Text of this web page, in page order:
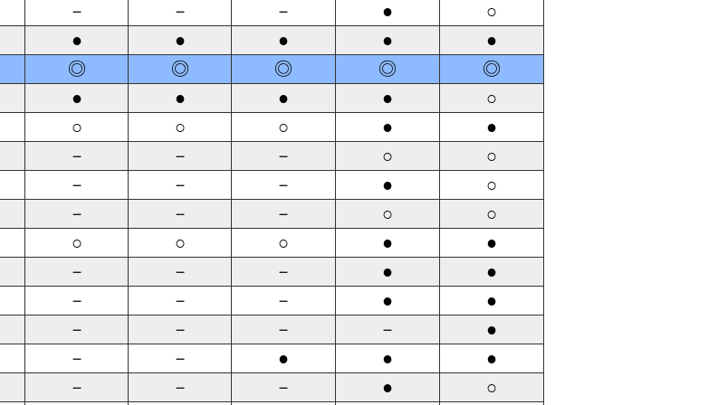
－ － － ● ○
● ● ● ● ●
◎ ◎ ◎ ◎ ◎
● ● ● ● ○
○ ○ ○ ● ●
－ － － ○ ○
－ － － ● ○
－ － － ○ ○
○ ○ ○ ● ●
－ － － ● ●
－ － － ● ●
－ － － － ●
－ － ● ● ●
－ － － ● ○